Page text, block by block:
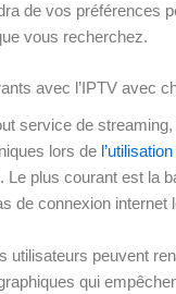
de vos préférences
vous recherchez.
avec l’IPTV avec
service de
lors de
Le plus courant est la
de connexion internet
utilisateurs peuvent
qui